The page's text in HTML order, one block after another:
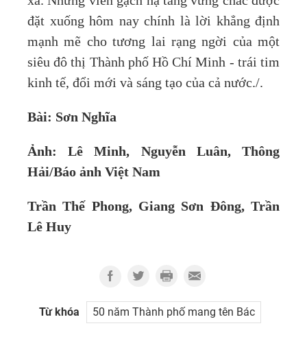
đặt xuống hôm nay chính là lời khẳng định
mạnh mẽ cho tương lai rạng ngời của một
siêu đô thị Thành phố Hồ Chí Minh - trái tim
kinh tế, đổi mới và sáng tạo của cả nước./.
Bài: Sơn Nghĩa
Ảnh: Lê Minh, Nguyễn Luân, Thông
Hải/Báo ảnh Việt Nam
Trần Thế Phong, Giang Sơn Đông, Trần
Lê Huy
Từ khóa 50 năm Thành phố mang tên Bác